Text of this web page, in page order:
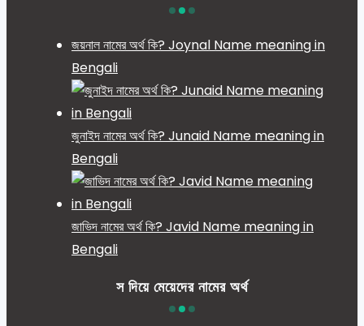
জয়নাল নামের অর্থ কি? Joynal Name meaning in
Bengali
জুনাইদ নামের অর্থ কি? Junaid Name meaning in
Bengali
জাভিদ নামের অর্থ কি? Javid Name meaning in
Bengali
স দিয়ে মেয়েদের নামের অর্থ